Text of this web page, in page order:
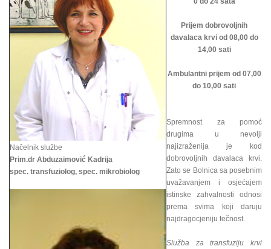
Načelnik službe
Prim.dr Abduzaimović Kadrija
spec. transfuziolog, spec. mikrobiolog
Prijem dobrovoljnih
davalaca krvi od 08,00 do
14,00 sati
Ambulantni prijem od 07,00
do 10,00 sati
Spremnost za pomoć
drugima u nevolji
najizraženija je kod
dobrovoljnih davalaca krvi.
Zato se Bolnica sa posebnim
uvažavanjem i osjećajem
istinske zahvalnosti odnosi
prema svima koji daruju
najdragocjeniju tečnost.
Služba za transfuziju krvi